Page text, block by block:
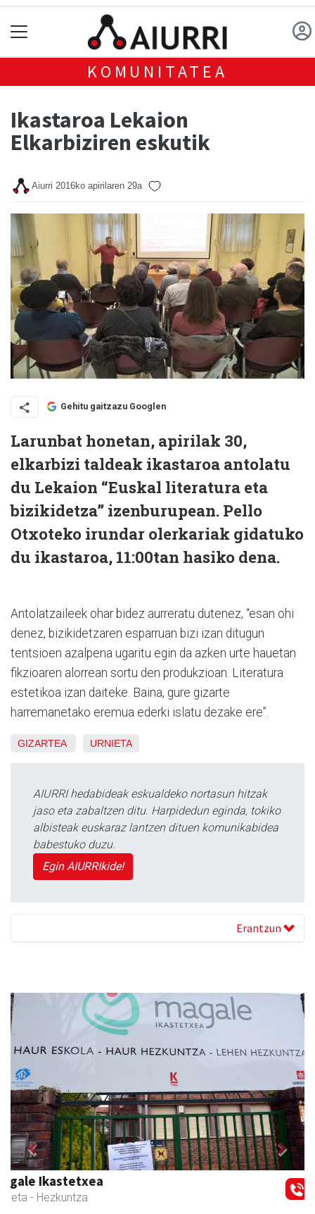
KOMUNITATEA
Ikastaroa Lekaion
Elkarbiziren eskutik
Aiurri 2016ko apirilaren 29a
Gehitu gaitzazu Googlen
Larunbat honetan, apirilak 30,
elkarbizi taldeak ikastaroa antolatu
du Lekaion “Euskal literatura eta
bizikidetza” izenburupean. Pello
Otxoteko irundar olerkariak gidatuko
du ikastaroa, 11:00tan hasiko dena.
Antolatzaileek ohar bidez aurreratu dutenez, “esan ohi
denez, bizikidetzaren esparruan bizi izan ditugun
tentsioen azalpena ugaritu egin da azken urte hauetan
fikzioaren alorrean sortu den produkzioan. Literatura
estetikoa izan daiteke. Baina, gure gizarte
harremanetako eremua ederki islatu dezake ere”.
GIZARTEA URNIETA
AIURRI hedabideak eskualdeko nortasun hitzak
jaso eta zabaltzen ditu. Harpidedun eginda, tokiko
albisteak euskaraz lantzen dituen komunikabidea
babestuko duzu.
Egin AIURRIkide!
Erantzun
Ikasmin ikasketa zentroa
Urnieta - Ikasketa zentroak
Previous Next